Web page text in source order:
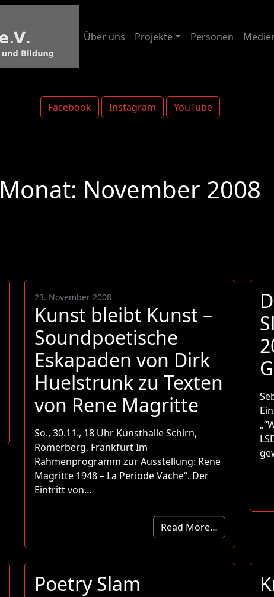
Facebook Instagram YouTube
Über uns Projekte Personen
Monat: November 2008
23. November 2008
Kunst bleibt Kunst –
Soundpoetische
Eskapaden von Dirk
Huelstrunk zu Texten
von Rene Magritte
So., 30.11., 18 Uhr Kunsthalle Schirn,
Römerberg, Frankfurt Im
Rahmenprogramm zur Ausstellung: Rene
Magritte 1948 – La Periode Vache“. Der
Eintritt von…
Read More…
Poetry Slam